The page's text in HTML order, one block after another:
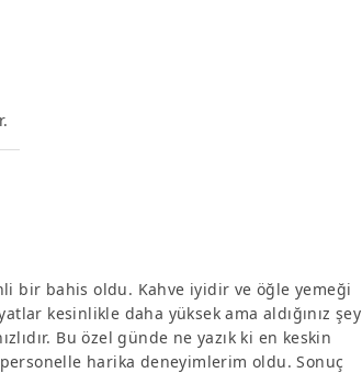
bir bahis oldu. Kahve iyidir ve öğle yemeği
kesinlikle daha yüksek ama aldığınız şey
Bu özel günde ne yazık ki en keskin
harika deneyimlerim oldu. Sonuç